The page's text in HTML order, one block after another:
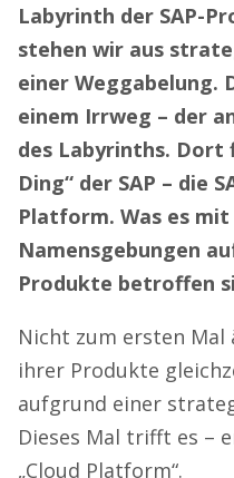
Labyrinth der SAP-
stehen wir aus
einer Weggabelung.
einem Irrweg – der
des Labyrinths. Dort
Ding“ der SAP – die
Platform. Was es mit
Namensgebungen
Produkte betroffen
Nicht zum ersten Mal
ihrer Produkte
aufgrund einer
Dieses Mal trifft es –
„Cloud Platform“.